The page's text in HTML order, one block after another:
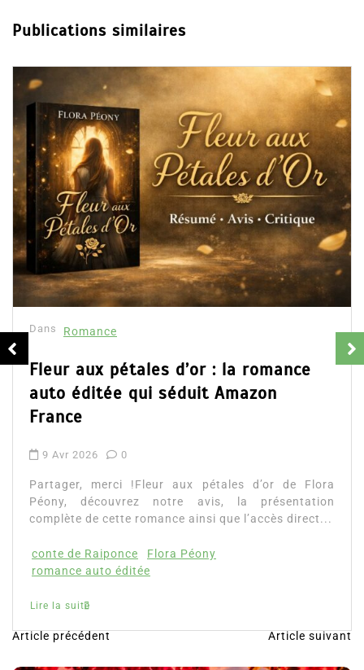
Publications similaires
pétales d’or : la romance
qui séduit Amazon
0
merci !Fleur aux pétales d’or de Flora
notre avis, la présentation
de cette romance ainsi que l’accès direct...
Raiponce
Flora Péony
auto éditée
Dans
N
Article précédent Article suivant